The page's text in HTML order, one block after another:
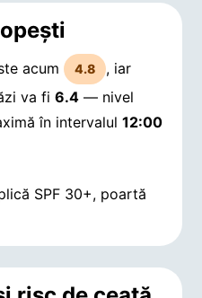
acum 4.8
, iar
va fi6.4 — nivel
în intervalul12:00
SPF 30+, poartă